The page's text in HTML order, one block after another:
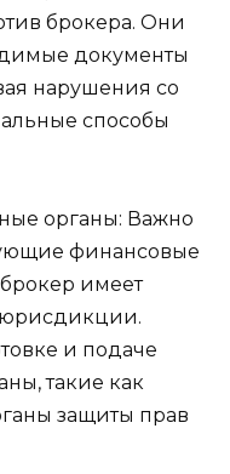
брокера. Они
документы
нарушения со
способы
органы: Важно
финансовые
имеет
юрисдикции.
и подаче
такие как
защиты прав